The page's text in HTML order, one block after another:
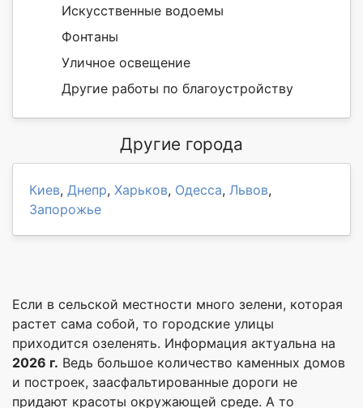
Искусственные водоемы
Фонтаны
Уличное освещение
Другие работы по благоустройству
Другие города
Киев, Днепр, Харьков, Одесса, Львов,
Запорожье
Если в сельской местности много зелени, которая
растет сама собой, то городские улицы
приходится озеленять. Информация актуальна на
2026 г. Ведь большое количество каменных домов
и построек, заасфальтированные дороги не
придают красоты окружающей среде. А то